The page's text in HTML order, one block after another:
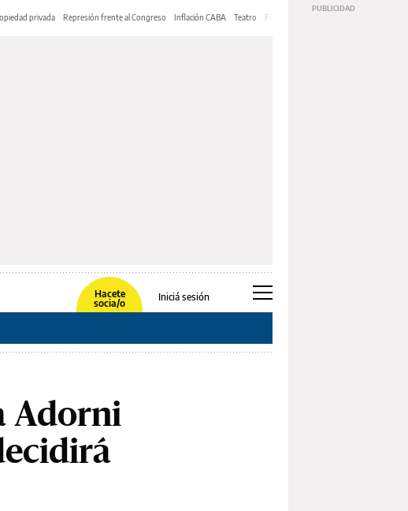
privada Represión frente al Congreso Inflación CABA Teatro Feria de Editores
Hacete
socia/o
Iniciá sesión
Adorni